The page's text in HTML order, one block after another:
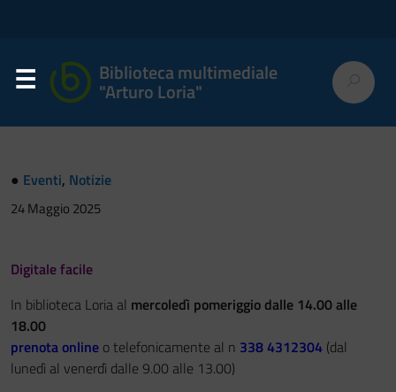
Biblioteca multimediale
"Arturo Loria"
● Eventi, Notizie
24 Maggio 2025
Digitale facile
In biblioteca Loria al mercoledì pomeriggio dalle 14.00 alle
18.00
prenota online o telefonicamente al n 338 4312304 (dal
lunedì al venerdì dalle 9.00 alle 13.00)